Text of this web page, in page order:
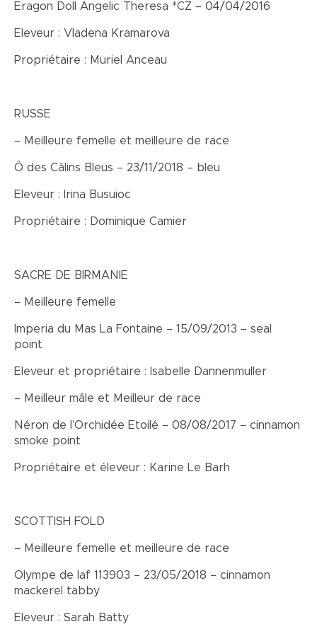
Eragon Doll Angelic Theresa *CZ – 04/04/2016
Eleveur : Vladena Kramarova
Propriétaire : Muriel Anceau
RUSSE
– Meilleure femelle et meilleure de race
Ô des Câlins Bleus – 23/11/2018 – bleu
Eleveur : Irina Busuioc
Propriétaire : Dominique Camier
SACRE DE BIRMANIE
– Meilleure femelle
Imperia du Mas La Fontaine – 15/09/2013 – seal
point
Eleveur et propriétaire : Isabelle Dannenmuller
– Meilleur mâle et Meilleur de race
Néron de l’Orchidée Etoilé – 08/08/2017 – cinnamon
smoke point
Propriétaire et éleveur : Karine Le Barh
SCOTTISH FOLD
– Meilleure femelle et meilleure de race
Olympe de laf 113903 – 23/05/2018 – cinnamon
mackerel tabby
Eleveur : Sarah Batty